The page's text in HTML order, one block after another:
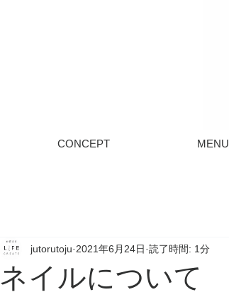
CONCEPT MENU
ネイルについて
jutorutoju 2021年6月24日 読了時間: 1分